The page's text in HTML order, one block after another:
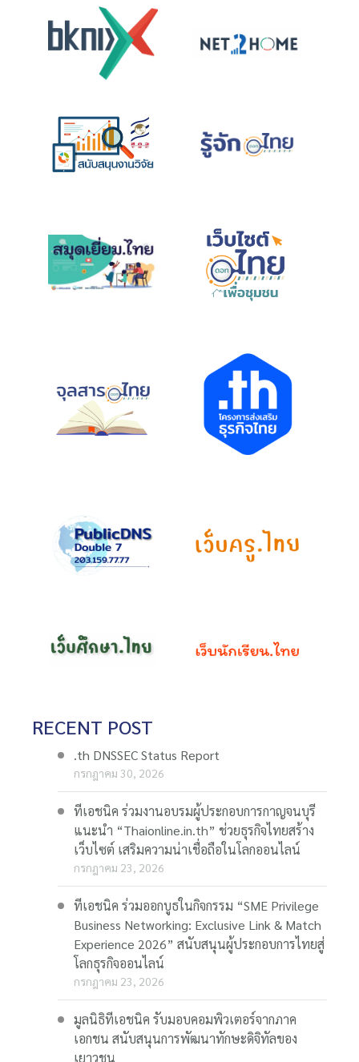
RECENT POST
.th DNSSEC Status Report
กรกฎาคม 30, 2026
ทีเอชนิค ร่วมงานอบรมผู้ประกอบการกาญจนบุรี
แนะนำ “Thaionline.in.th” ช่วยธุรกิจไทยสร้าง
เว็บไซต์ เสริมความน่าเชื่อถือในโลกออนไลน์
กรกฎาคม 23, 2026
ทีเอชนิค ร่วมออกบูธในกิจกรรม “SME Privilege
Business Networking: Exclusive Link & Match
Experience 2026” สนับสนุนผู้ประกอบการไทยสู่
โลกธุรกิจออนไลน์
กรกฎาคม 23, 2026
มูลนิธิทีเอชนิค รับมอบคอมพิวเตอร์จากภาค
เอกชน สนับสนุนการพัฒนาทักษะดิจิทัลของ
เยาวชน